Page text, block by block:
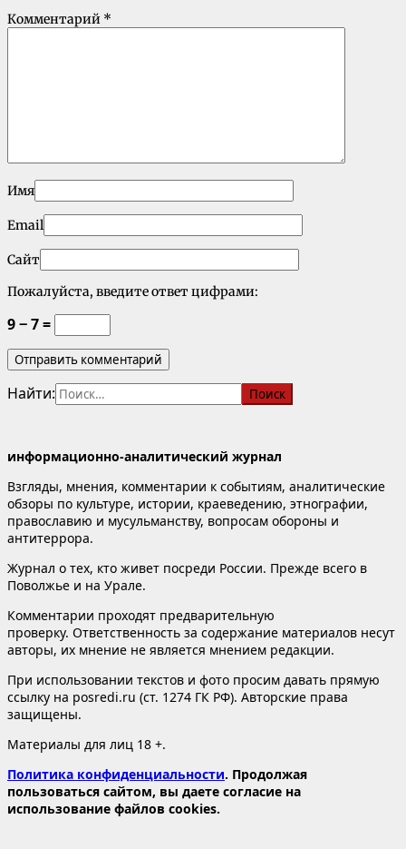
Комментарий *
Имя
Email
Сайт
Пожалуйста, введите ответ цифрами:
9 − 7 =
Найти:
информационно-аналитический журнал
Взгляды, мнения, комментарии к событиям, аналитические
обзоры по культуре, истории, краеведению, этнографии,
православию и мусульманству, вопросам обороны и
антитеррора.
Журнал о тех, кто живет посреди России. Прежде всего в
Поволжье и на Урале.
Комментарии проходят предварительную
проверку. Ответственность за содержание материалов несут
авторы, их мнение не является мнением редакции.
При использовании текстов и фото просим давать прямую
ссылку на posredi.ru (ст. 1274 ГК РФ). Авторские права
защищены.
Материалы для лиц 18 +.
Политика конфиденциальности. Продолжая
пользоваться сайтом, вы даете согласие на
использование файлов cookies.